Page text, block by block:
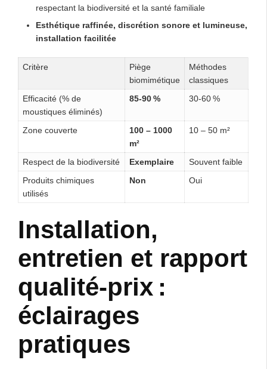
respectant la biodiversité et la santé familiale
Esthétique raffinée, discrétion sonore et lumineuse,
installation facilitée
Critère
Piège
biomimétique
Méthodes
classiques
Efficacité (% de
moustiques éliminés)
85-90 % 30-60 %
Zone couverte
100 – 1000
m²
10 – 50 m²
Respect de la biodiversité Exemplaire
Souvent faible
Produits chimiques
utilisés
Non Oui
Installation,
entretien et rapport
qualité-prix :
éclairages
pratiques